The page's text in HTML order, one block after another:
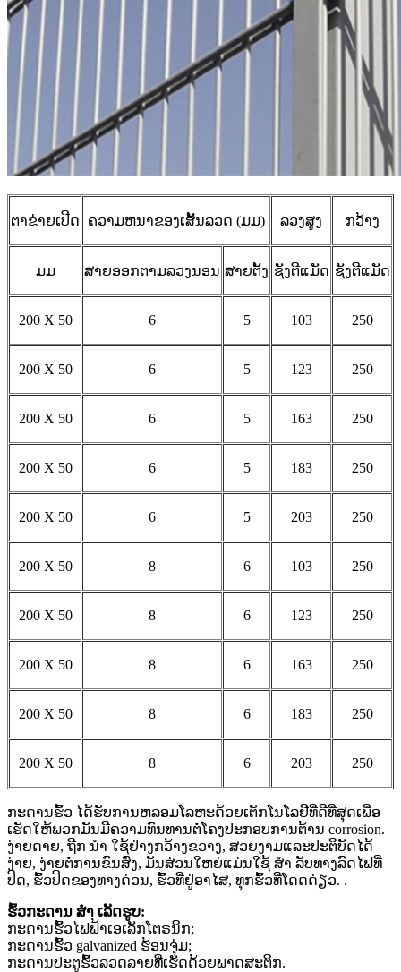
ຕາຂ່າຍເປີດ ຄວາມຫນາຂອງເສັ້ນລວດ (ມມ) ລວງສູງ ກວ້າງ
ມມ ສາຍອອກຕາມລວງນອນ ສາຍຕັ້ງ ຊັງ​ຕີ​ແມັດ ຊັງ​ຕີ​ແມັດ
200 X 50 6 5 103 250
200 X 50 6 5 123 250
200 X 50 6 5 163 250
200 X 50 6 5 183 250
200 X 50 6 5 203 250
200 X 50 8 6 103 250
200 X 50 8 6 123 250
200 X 50 8 6 163 250
200 X 50 8 6 183 250
200 X 50 8 6 203 250
ກະດານຮົ້ວ ໄດ້ຮັບການຫລອມໂລຫະດ້ວຍເຕັກໂນໂລຢີທີ່ດີທີ່ສຸດເພື່ອ
ເຮັດໃຫ້ພວກມັນມີຄວາມທົນທານຕໍ່ໂຄງປະກອບການຕ້ານ corrosion.
ງ່າຍດາຍ, ຖືກ ນຳ ໃຊ້ຢ່າງກວ້າງຂວາງ, ສວຍງາມແລະປະຕິບັດໄດ້
ງ່າຍ, ງ່າຍຕໍ່ການຂົນສົ່ງ, ມັນສ່ວນໃຫຍ່ແມ່ນໃຊ້ ສຳ ລັບທາງລົດໄຟທີ່
ປິດ, ຮົ້ວປິດຂອງທາງດ່ວນ, ຮົ້ວທີ່ຢູ່ອາໄສ, ທຸກຮົ້ວທີ່ໂດດດ່ຽວ. .
ຮົ້ວກະດານ ສຳ ເລັດຮູບ:
ກະດານຮົ້ວໄຟຟ້າເອເລັກໂຕຣນິກ;
ກະດານຮົ້ວ galvanized ຮ້ອນຈຸ່ມ;
ກະດານປະຕູຮົ້ວລວດລາຍທີ່ເຮັດດ້ວຍພາດສະຕິກ.